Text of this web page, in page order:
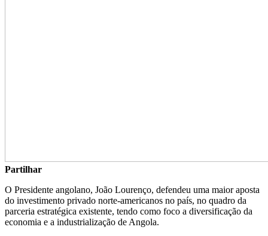
Partilhar
O Presidente angolano, João Lourenço, defendeu uma maior aposta
do investimento privado norte-americanos no país, no quadro da
parceria estratégica existente, tendo como foco a diversificação da
economia e a industrialização de Angola.